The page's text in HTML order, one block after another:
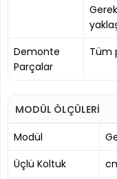
Demonte
Parçalar
Tüm
MODÜL ÖLÇÜLERİ
Modül
Üçlü Koltuk